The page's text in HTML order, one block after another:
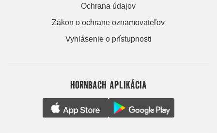
Ochrana údajov
Zákon o ochrane oznamovateľov
Vyhlásenie o prístupnosti
HORNBACH APLIKÁCIA